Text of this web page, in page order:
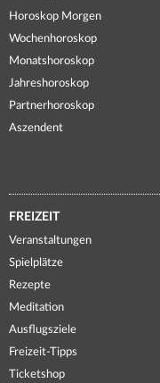
Horoskop Morgen
Wochenhoroskop
Monatshoroskop
Jahreshoroskop
Partnerhoroskop
Aszendent
FREIZEIT
Veranstaltungen
Spielplätze
Rezepte
Meditation
Ausflugsziele
Freizeit-Tipps
Ticketshop